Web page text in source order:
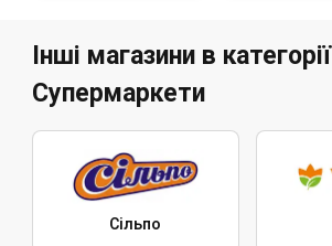
Інші магазини в категорії
Супермаркети
Сільпо